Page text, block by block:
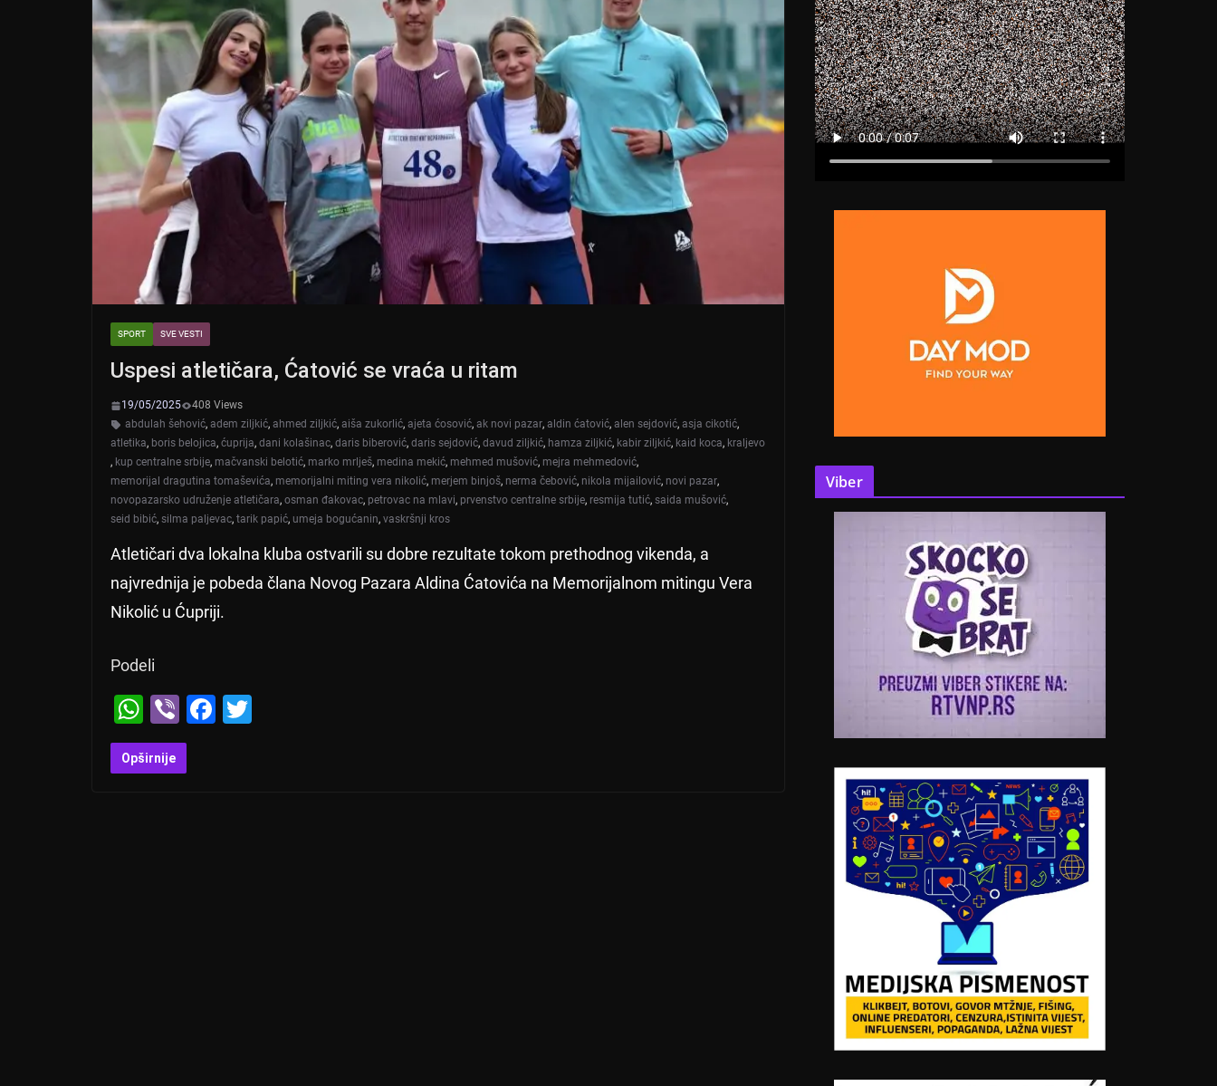
SPORT SVE VESTI
Uspesi atletičara, Ćatović se vraća u ritam
19/05/2025
408 Views
abdulah šehović, adem ziljkić, ahmed ziljkić, aiša zukorlić, ajeta ćosović, ak novi pazar, aldin ćatović, alen sejdović, asja cikotić,
atletika, boris belojica, ćuprija, dani kolašinac, daris biberović, daris sejdović, davud ziljkić, hamza ziljkić, kabir ziljkić, kaid koca, kraljevo
, kup centralne srbije, mačvanski belotić, marko mrlješ, medina mekić, mehmed mušović, mejra mehmedović,
memorijal dragutina tomaševića, memorijalni miting vera nikolić, merjem binjoš, nerma čebović, nikola mijailović, novi pazar,
novopazarsko udruženje atletičara, osman đakovac, petrovac na mlavi, prvenstvo centralne srbije, resmija tutić, saida mušović,
seid bibić, silma paljevac, tarik papić, umeja bogućanin, vaskršnji kros
Atletičari dva lokalna kluba ostvarili su dobre rezultate tokom prethodnog vikenda, a
najvrednija je pobeda člana Novog Pazara Aldina Ćatovića na Memorijalnom mitingu Vera
Nikolić u Ćupriji.
Podeli
W
h
at
Vi
b
er
F
Opširnije
Viber